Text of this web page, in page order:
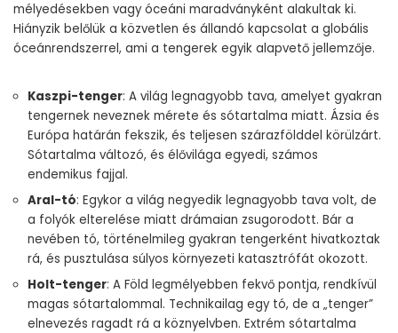
mélyedésekben vagy óceáni maradványként alakultak ki.
Hiányzik belőlük a közvetlen és állandó kapcsolat a globális
óceánrendszerrel, ami a tengerek egyik alapvető jellemzője.
Kaszpi-tenger: A világ legnagyobb tava, amelyet gyakran
tengernek neveznek mérete és sótartalma miatt. Ázsia és
Európa határán fekszik, és teljesen szárazfölddel körülzárt.
Sótartalma változó, és élővilága egyedi, számos
endemikus fajjal.
Aral-tó: Egykor a világ negyedik legnagyobb tava volt, de
a folyók elterelése miatt drámaian zsugorodott. Bár a
nevében tó, történelmileg gyakran tengerként hivatkoztak
rá, és pusztulása súlyos környezeti katasztrófát okozott.
Holt-tenger: A Föld legmélyebben fekvő pontja, rendkívül
magas sótartalommal. Technikailag egy tó, de a „tenger”
elnevezés ragadt rá a köznyelvben. Extrém sótartalma